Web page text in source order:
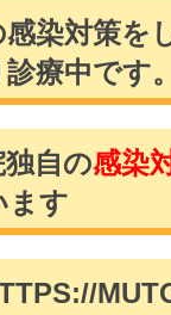
染対策を
療中です。
自の感染
ます